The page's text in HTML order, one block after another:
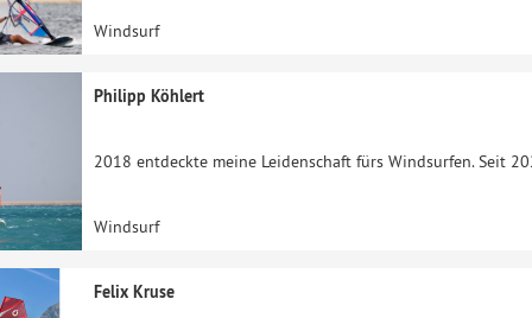
Windsurf
Philipp Köhlert
2018 entdeckte meine Leidenschaft fürs Windsurfen. Seit
Windsurf
Felix Kruse